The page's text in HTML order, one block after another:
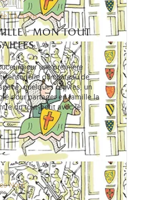
1 à 5 ans
- mon tout
pour une première
du château de
quelques œuvres, un
pour partager en famille la
du tout-petit avec le
Nord